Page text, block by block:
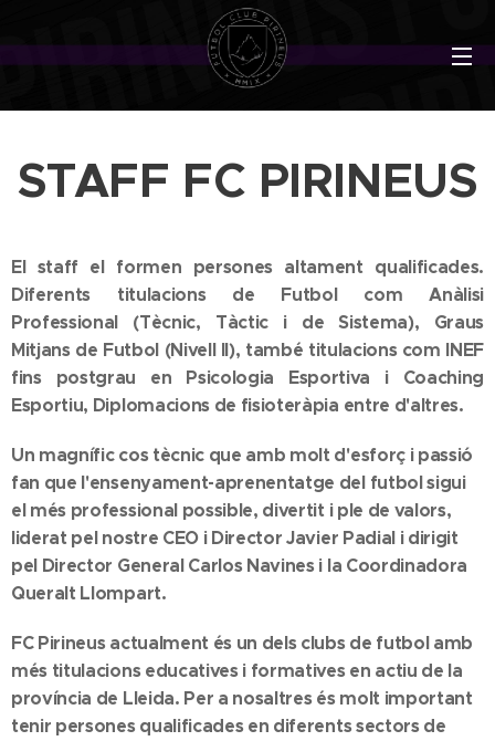
STAFF FC PIRINEUS
El staff el formen persones altament qualificades.
Diferents titulacions de Futbol com Anàlisi
Professional (Tècnic, Tàctic i de Sistema), Graus
Mitjans de Futbol (Nivell II), també titulacions com INEF
fins postgrau en Psicologia Esportiva i Coaching
Esportiu, Diplomacions de fisioteràpia entre d'altres.
Un magnífic cos tècnic que amb molt d'esforç i passió
fan que l'ensenyament-aprenentatge del futbol sigui
el més professional possible, divertit i ple de valors,
liderat pel nostre CEO i Director Javier Padial i dirigit
pel Director General Carlos Navines i la Coordinadora
Queralt Llompart.
FC Pirineus actualment és un dels clubs de futbol amb
més titulacions educatives i formatives en actiu de la
província de Lleida. Per a nosaltres és molt important
tenir persones qualificades en diferents sectors de